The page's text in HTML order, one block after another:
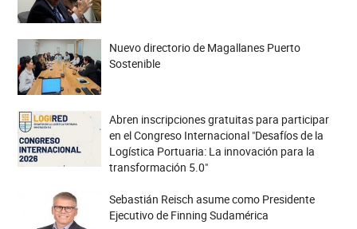
Nuevo directorio de Magallanes Puerto
Sostenible
Abren inscripciones gratuitas para participar
en el Congreso Internacional "Desafíos de la
Logística Portuaria: La innovación para la
transformación 5.0"
Sebastián Reisch asume como Presidente
Ejecutivo de Finning Sudamérica